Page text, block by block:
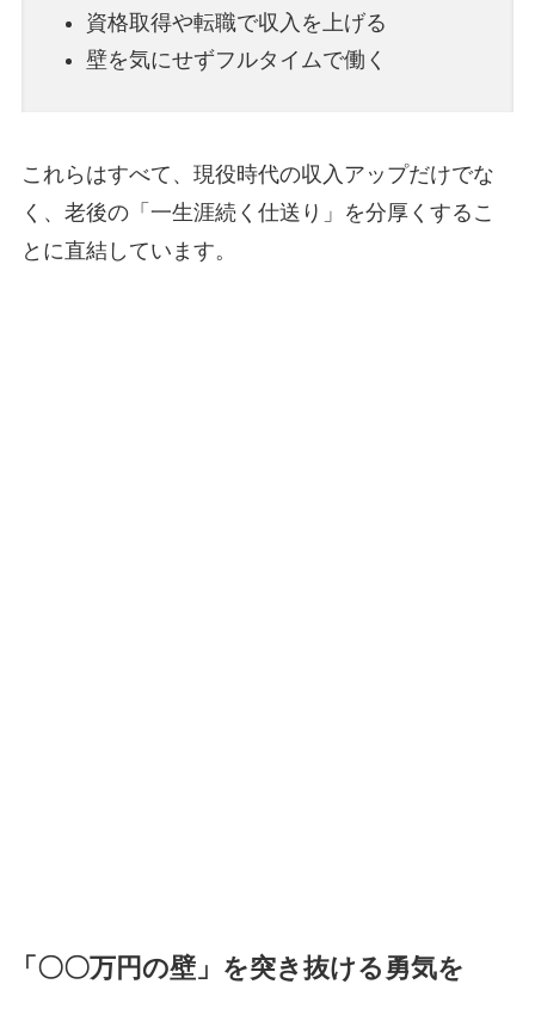
資格取得や転職で収入を上げる
壁を気にせずフルタイムで働く
これらはすべて、現役時代の収入アップだけでな
く、老後の「一生涯続く仕送り」を分厚くするこ
とに直結しています。
「〇〇万円の壁」を突き抜ける勇気を